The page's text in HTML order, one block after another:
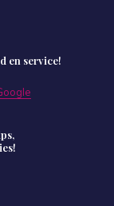
en service!